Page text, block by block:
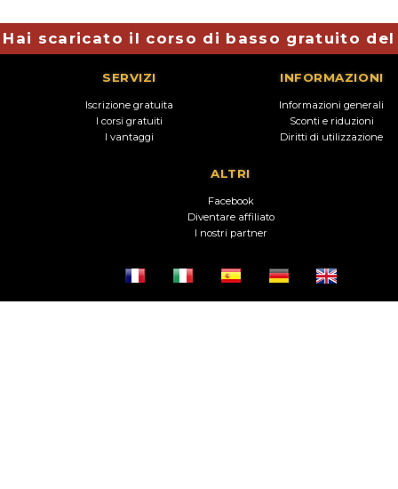
Hai scaricato il corso di basso gratuito del
SERVIZI
Iscrizione gratuita
I corsi gratuiti
I vantaggi
INFORMAZIONI
Informazioni generali
Sconti e riduzioni
Diritti di utilizzazione
ALTRI
Facebook
Diventare affiliato
I nostri partner